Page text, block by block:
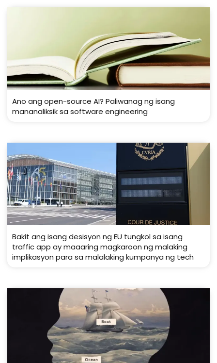
Ano ang open-source AI? Paliwanag ng isang
mananaliksik sa software engineering
Bakit ang isang desisyon ng EU tungkol sa isang
traffic app ay maaaring magkaroon ng malaking
implikasyon para sa malalaking kumpanya ng tech